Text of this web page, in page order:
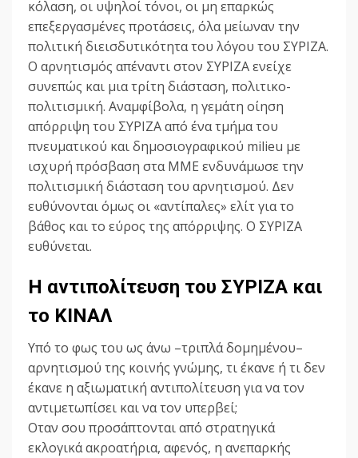
κόλαση, οι υψηλοί τόνοι, οι μη επαρκώς
επεξεργασμένες προτάσεις, όλα μείωναν την
πολιτική διεισδυτικότητα του λόγου του ΣΥΡΙΖΑ.
Ο αρνητισμός απέναντι στον ΣΥΡΙΖΑ ενείχε
συνεπώς και μια τρίτη διάσταση, πολιτικο-
πολιτισμική. Αναμφίβολα, η γεμάτη οίηση
απόρριψη του ΣΥΡΙΖΑ από ένα τμήμα του
πνευματικού και δημοσιογραφικού milieu με
ισχυρή πρόσβαση στα ΜΜΕ ενδυνάμωσε την
πολιτισμική διάσταση του αρνητισμού. Δεν
ευθύνονται όμως οι «αντίπαλες» ελίτ για το
βάθος και το εύρος της απόρριψης. Ο ΣΥΡΙΖΑ
ευθύνεται.
Η αντιπολίτευση του ΣΥΡΙΖΑ και
το ΚΙΝΑΛ
Υπό το φως του ως άνω –τριπλά δομημένου–
αρνητισμού της κοινής γνώμης, τι έκανε ή τι δεν
έκανε η αξιωματική αντιπολίτευση για να τον
αντιμετωπίσει και να τον υπερβεί;
Οταν σου προσάπτονται από στρατηγικά
εκλογικά ακροατήρια, αφενός, η ανεπαρκής